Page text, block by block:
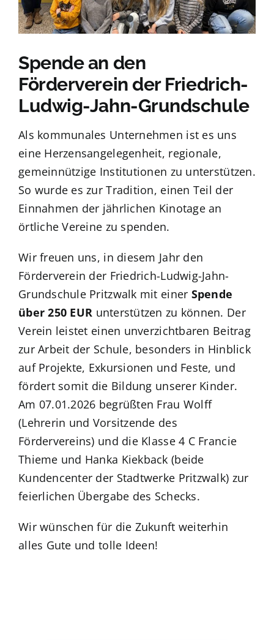
Kundenportal
Suche
nach:
Spende an den
Förderverein der Friedrich-
Ludwig-Jahn-Grundschule
Als kommunales Unternehmen ist es uns
eine Herzensangelegenheit, regionale,
gemeinnützige Institutionen zu unterstützen.
So wurde es zur Tradition, einen Teil der
Einnahmen der jährlichen Kinotage an
örtliche Vereine zu spenden.
Wir freuen uns, in diesem Jahr den
Förderverein der Friedrich-Ludwig-Jahn-
Grundschule Pritzwalk mit einer Spende
über 250 EUR unterstützen zu können. Der
Verein leistet einen unverzichtbaren Beitrag
zur Arbeit der Schule, besonders in Hinblick
auf Projekte, Exkursionen und Feste, und
fördert somit die Bildung unserer Kinder.
Am 07.01.2026 begrüßten Frau Wolff
(Lehrerin und Vorsitzende des
Fördervereins) und die Klasse 4 C Francie
Thieme und Hanka Kiekback (beide
Kundencenter der Stadtwerke Pritzwalk) zur
feierlichen Übergabe des Schecks.
Wir wünschen für die Zukunft weiterhin
alles Gute und tolle Ideen!